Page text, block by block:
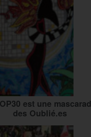
est une
des Oublié.es